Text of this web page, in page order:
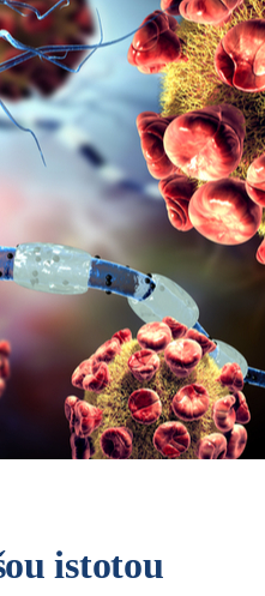
istotou